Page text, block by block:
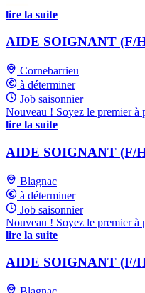
lire la suite
AIDE SOIGNANT (F/
Cornebarrieu
à déterminer
Job saisonnier
Nouveau ! Soyez le premier à
lire la suite
AIDE SOIGNANT (F/
Blagnac
à déterminer
Job saisonnier
Nouveau ! Soyez le premier à
lire la suite
AIDE SOIGNANT (F/